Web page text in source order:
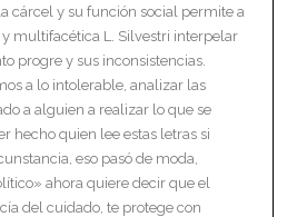
cárcel y su función social permite a
multifacética L. Silvestri interpelar
progre y sus inconsistencias.
a lo intolerable, analizar las
a alguien a realizar lo que se
hecho quien lee estas letras si
eso pasó de moda,
ahora quiere decir que el
del cuidado, te protege con